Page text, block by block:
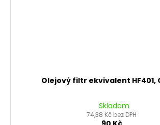
Olejový filtr ekvivalent HF401,
Skladem
74,38 Kč bez DPH